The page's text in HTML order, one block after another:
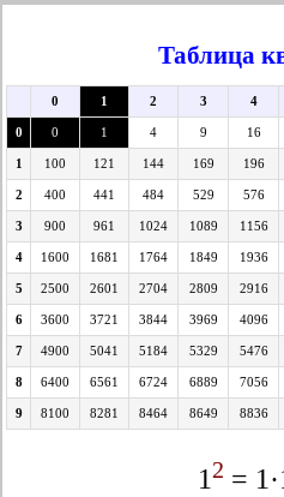
Таблица
0 1 2 3 4
0 0 1 4 9 16
1 100 121 144 169 196
2 400 441 484 529 576
3 900 961 1024 1089 1156
4 1600 1681 1764 1849 1936
5 2500 2601 2704 2809 2916
6 3600 3721 3844 3969 4096
7 4900 5041 5184 5329 5476
8 6400 6561 6724 6889 7056
9 8100 8281 8464 8649 8836
12 =